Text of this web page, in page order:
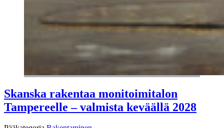
Skanska rakentaa monitoimitalon
Tampereelle – valmista keväällä 2028